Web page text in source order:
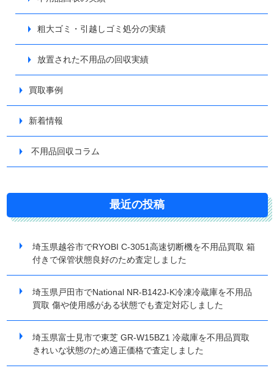
粗大ゴミ・引越しゴミ処分の実績
放置された不用品の回収実績
買取事例
新着情報
不用品回収コラム
最近の投稿
埼玉県越谷市でRYOBI C-3051高速切断機を不用品買取 箱
付きで保管状態良好のため査定しました
埼玉県戸田市でNational NR-B142J-K冷凍冷蔵庫を不用品
買取 傷や使用感がある状態でも査定対応しました
埼玉県富士見市で東芝 GR-W15BZ1 冷蔵庫を不用品買取
きれいな状態のため適正価格で査定しました